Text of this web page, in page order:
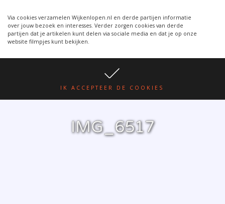
Via cookies verzamelen Wijkenlopen.nl en derde partijen informatie
over jouw bezoek en interesses. Verder zorgen cookies van derde
partijen dat je artikelen kunt delen via sociale media en dat je op onze
website filmpjes kunt bekijken.
IK ACCEPTEER DE COOKIES
een week verplaatst i.v.m.
warmte.lees hier
WIJKENLOPEN.NL
IMG_6517